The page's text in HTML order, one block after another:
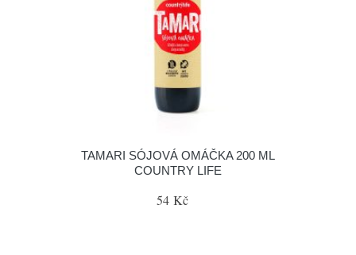
TAMARI SÓJOVÁ OMÁČKA 200 ML
COUNTRY LIFE
54 Kč